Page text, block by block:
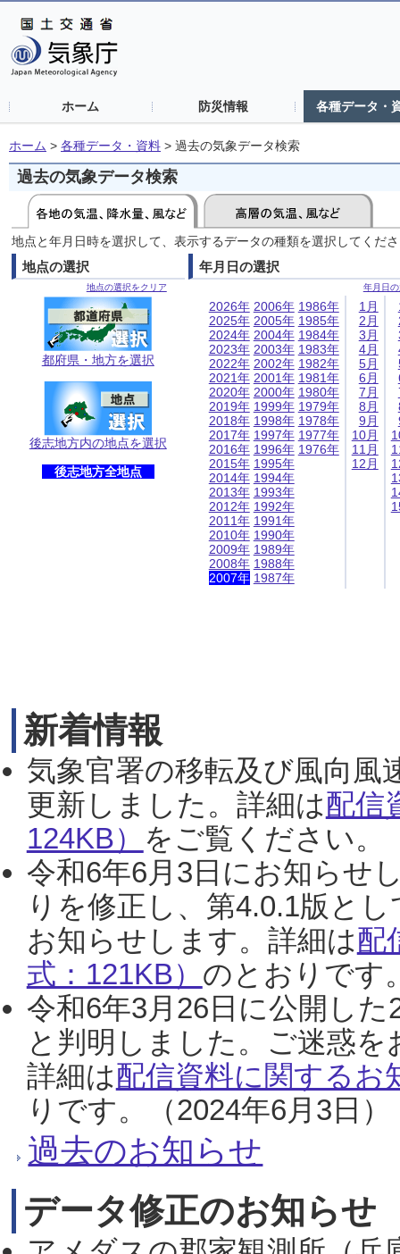
ホーム 防災情報 各種データ・
ホーム > 各種データ・資料 > 過去の気象データ検索
過去の気象データ検索
地点と年月日時を選択して、表示するデータの種類を選択してくだ
地点の選択
地点の選択をクリア
都府県・地方を選択
後志地方内の地点を選択
後志地方全地点
年月日の選択
年月日
2026年
2025年
2024年
2023年
2022年
2021年
2020年
2019年
2018年
2017年
2016年
2015年
2014年
2013年
2012年
2011年
2010年
2009年
2008年
2007年
2006年
2005年
2004年
2003年
2002年
2001年
2000年
1999年
1998年
1997年
1996年
1995年
1994年
1993年
1992年
1991年
1990年
1989年
1988年
1987年
1986年
1985年
1984年
1983年
1982年
1981年
1980年
1979年
1978年
1977年
1976年
1月
2月
3月
4月
5月
6月
7月
8月
9月
10月
11月
12月
新着情報
気象官署の移転及び風向風
更新しました。詳細は配信
124KB） をご覧ください。
令和6年6月3日にお知らせ
りを修正し、第4.0.1版と
お知らせします。詳細は配
式：121KB） のとおりです
令和6年3月26日に公開し
と判明しました。ご迷惑
詳細は配信資料に関するお
りです。（2024年6月3日）
過去のお知らせ
データ修正のお知らせ